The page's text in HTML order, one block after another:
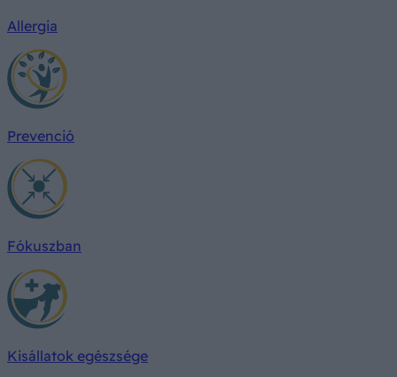
Allergia
Prevenció
Fókuszban
Kisállatok egészsége